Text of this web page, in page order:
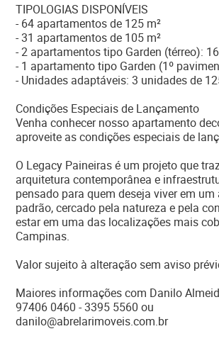
TIPOLOGIAS DISPONÍVEIS
- 64 apartamentos de 125 m²
- 31 apartamentos de 105 m²
- 2 apartamentos tipo Garden (térreo):
- 1 apartamento tipo Garden (1º
- Unidades adaptáveis: 3 unidades de
Condições Especiais de Lançamento
Venha conhecer nosso apartamento
aproveite as condições especiais de
O Legacy Paineiras é um projeto que
arquitetura contemporânea e
pensado para quem deseja viver em
padrão, cercado pela natureza e pela
estar em uma das localizações mais
Campinas.
Valor sujeito à alteração sem aviso
Maiores informações com Danilo
97406 0460 - 3395 5560 ou
danilo@abrelarimoveis.com.br